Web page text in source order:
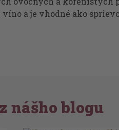
a je vhodné ako
nášho blogu